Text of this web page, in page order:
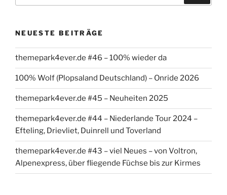
NEUESTE BEITRÄGE
themepark4ever.de #46 – 100% wieder da
100% Wolf (Plopsaland Deutschland) – Onride 2026
themepark4ever.de #45 – Neuheiten 2025
themepark4ever.de #44 – Niederlande Tour 2024 –
Efteling, Drievliet, Duinrell und Toverland
themepark4ever.de #43 – viel Neues – von Voltron,
Alpenexpress, über fliegende Füchse bis zur Kirmes